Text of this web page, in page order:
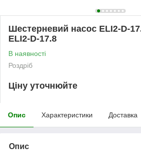
Шестерневий насос ELI2-D-
ELI2-D-17.8
В наявності
Роздріб
Ціну уточнюйте
Опис Характеристики Доставка
Опис